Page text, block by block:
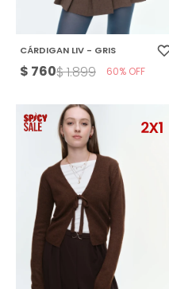
CÁRDIGAN LIV - GRIS
$ 760$1.899 60